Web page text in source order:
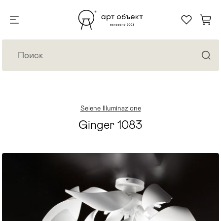
Selene Illuminazione
Ginger 1083